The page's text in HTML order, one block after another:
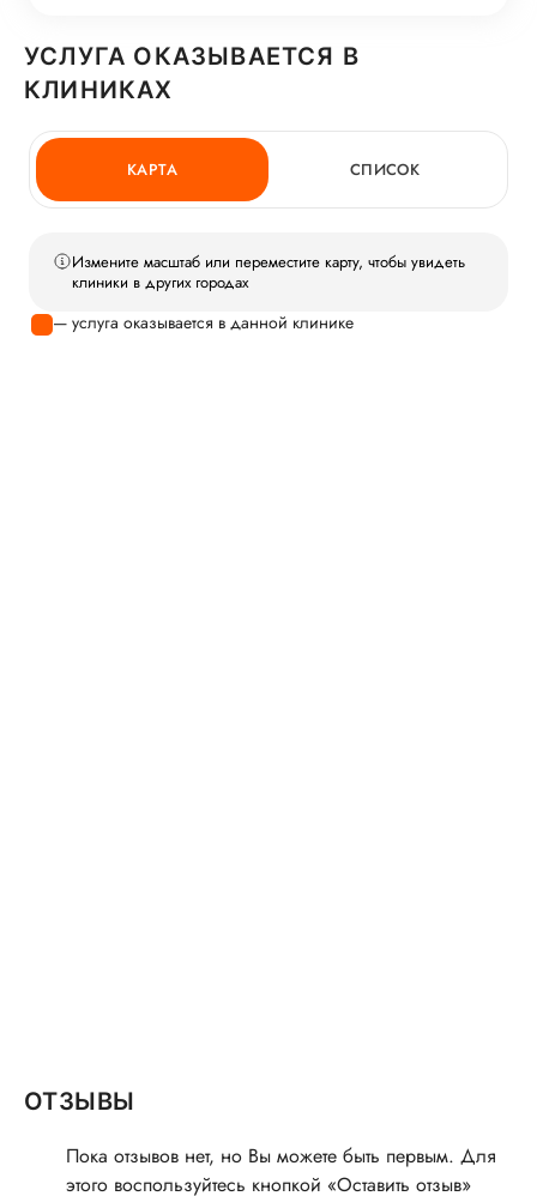
УСЛУГА ОКАЗЫВАЕТСЯ В
КЛИНИКАХ
КАРТА СПИСОК
Измените масштаб или переместите карту, чтобы увидеть
клиники в других городах
— услуга оказывается в данной клинике
ОТЗЫВЫ
Пока отзывов нет, но Вы можете быть первым. Для
этого воспользуйтесь кнопкой «Оставить отзыв»